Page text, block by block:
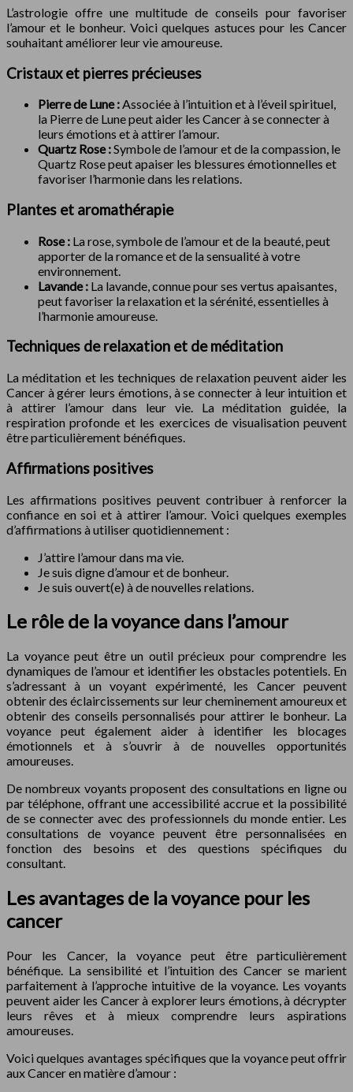
L’astrologie offre une multitude de conseils pour favoriser
l’amour et le bonheur. Voici quelques astuces pour les Cancer
souhaitant améliorer leur vie amoureuse.
Cristaux et pierres précieuses
Pierre de Lune :Associée à l’intuition et à l’éveil spirituel,
la Pierre de Lune peut aider les Cancer à se connecter à
leurs émotions et à attirer l’amour.
Quartz Rose :Symbole de l’amour et de la compassion, le
Quartz Rose peut apaiser les blessures émotionnelles et
favoriser l’harmonie dans les relations.
Plantes et aromathérapie
Rose : La rose, symbole de l’amour et de la beauté, peut
apporter de la romance et de la sensualité à votre
environnement.
Lavande : La lavande, connue pour ses vertus apaisantes,
peut favoriser la relaxation et la sérénité, essentielles à
l’harmonie amoureuse.
Techniques de relaxation et de méditation
La méditation et les techniques de relaxation peuvent aider les
Cancer à gérer leurs émotions, à se connecter à leur intuition et
à attirer l’amour dans leur vie. La méditation guidée, la
respiration profonde et les exercices de visualisation peuvent
être particulièrement bénéfiques.
Affirmations positives
Les affirmations positives peuvent contribuer à renforcer la
confiance en soi et à attirer l’amour. Voici quelques exemples
d’affirmations à utiliser quotidiennement :
J’attire l’amour dans ma vie.
Je suis digne d’amour et de bonheur.
Je suis ouvert(e) à de nouvelles relations.
Le rôle de la voyance dans l’amour
La voyance peut être un outil précieux pour comprendre les
dynamiques de l’amour et identifier les obstacles potentiels. En
s’adressant à un voyant expérimenté, les Cancer peuvent
obtenir des éclaircissements sur leur cheminement amoureux et
obtenir des conseils personnalisés pour attirer le bonheur. La
voyance peut également aider à identifier les blocages
émotionnels et à s’ouvrir à de nouvelles opportunités
amoureuses.
De nombreux voyants proposent des consultations en ligne ou
par téléphone, offrant une accessibilité accrue et la possibilité
de se connecter avec des professionnels du monde entier. Les
consultations de voyance peuvent être personnalisées en
fonction des besoins et des questions spécifiques du
consultant.
Les avantages de la voyance pour les
cancer
Pour les Cancer, la voyance peut être particulièrement
bénéfique. La sensibilité et l’intuition des Cancer se marient
parfaitement à l’approche intuitive de la voyance. Les voyants
peuvent aider les Cancer à explorer leurs émotions, à décrypter
leurs rêves et à mieux comprendre leurs aspirations
amoureuses.
Voici quelques avantages spécifiques que la voyance peut offrir
aux Cancer en matière d’amour :